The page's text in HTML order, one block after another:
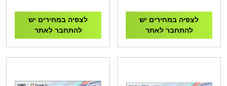
לצפיה במחירים יש
להתחבר לאתר
לצפיה במחירים יש
להתחבר לאתר